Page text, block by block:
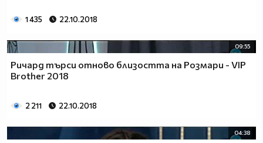
1 435 22.10.2018
09:55
Ричард търси отново близостта на Розмари - VIP
Brother 2018
2 211 22.10.2018
04:38